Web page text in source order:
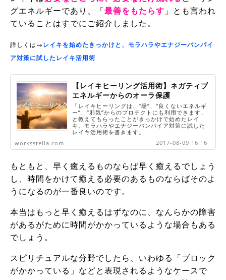
グエネルギーであり、「最善をもたらす 」とも言われ
ていることはすでにご紹介しました。
詳しくは→レイキを始めたきっかけと、モラハラやエナジーバンパイ
ア対策に試したレイキ活用術
【レイキヒーリング活用術】ネガティブ
エネルギーからのオーラ保護
「レイキヒーリングは、“場”、“良くないエネルギ
ー”、“邪気”からのプロテクトにも利用できます」
と教えてもらったことがきっかけで始めたレイ
キ。モラハラやエナジーバンパイア対策に試した
レイキ活用術を書きます。
worksstella.com
2017-08-09 16:16
もともと、早く癒えるものならば早く癒えるでしょう
し、時間をかけて癒える必要のあるものならばそのよ
うになるのが一番良いのです。
本当はもっと早く癒えるはずなのに、なんらかの障害
があるがために時間がかかっているような場合もある
でしょう。
スピリチュアルな分野でしたら、いわゆる「ブロック
がかかっている」などと表現されるようなケースで